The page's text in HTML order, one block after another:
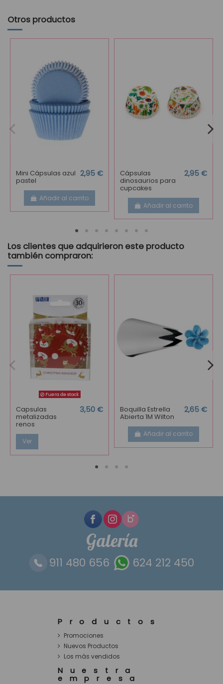
Otros productos
Mini Cápsulas azul
pastel
2,95 €
Añadir al carrito
Cápsulas
dinosaurios para
cupcakes
2,95 €
Añadir al carrito
Los clientes que adquirieron este producto
también compraron:
Fuera de stock
Capsulas
metalizadas
renos
3,50 €
Ver
Boquilla Estrella
Abierta 1M Wilton
2,65 €
Añadir al carrito
Galería
911 480 656 624 212 450
Productos
Promociones
Nuevos Productos
Los más vendidos
Nuestra
empresa